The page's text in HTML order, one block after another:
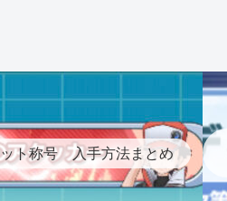
ト称号 入手方法まとめ